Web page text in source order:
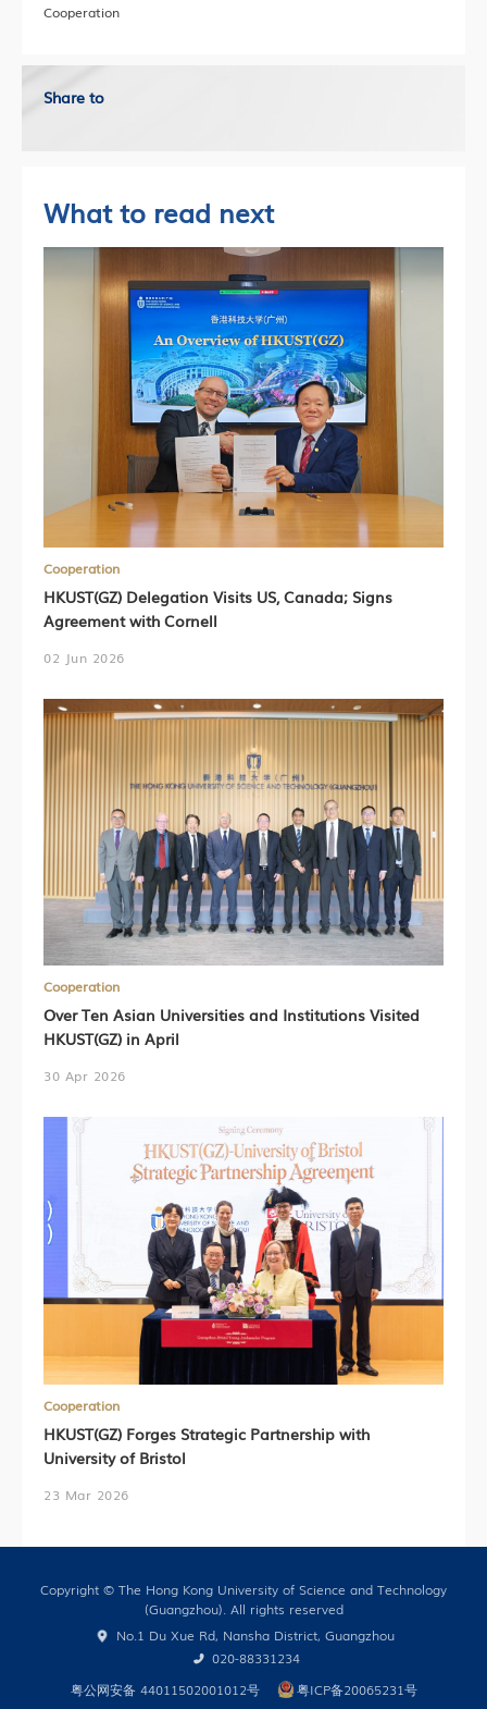
Cooperation
Share to
What to read next
Cooperation
HKUST(GZ) Delegation Visits US, Canada; Signs
Agreement with Cornell
02 Jun 2026
Cooperation
Over Ten Asian Universities and Institutions Visited
HKUST(GZ) in April
30 Apr 2026
Cooperation
HKUST(GZ) Forges Strategic Partnership with
University of Bristol
23 Mar 2026
Copyright © The Hong Kong University of Science and Technology
(Guangzhou). All rights reserved
No.1 Du Xue Rd, Nansha District, Guangzhou
020-88331234
粤公网安备 44011502001012号
粤ICP备20065231号